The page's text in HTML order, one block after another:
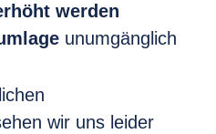
werden
unumgänglich
wir uns leider